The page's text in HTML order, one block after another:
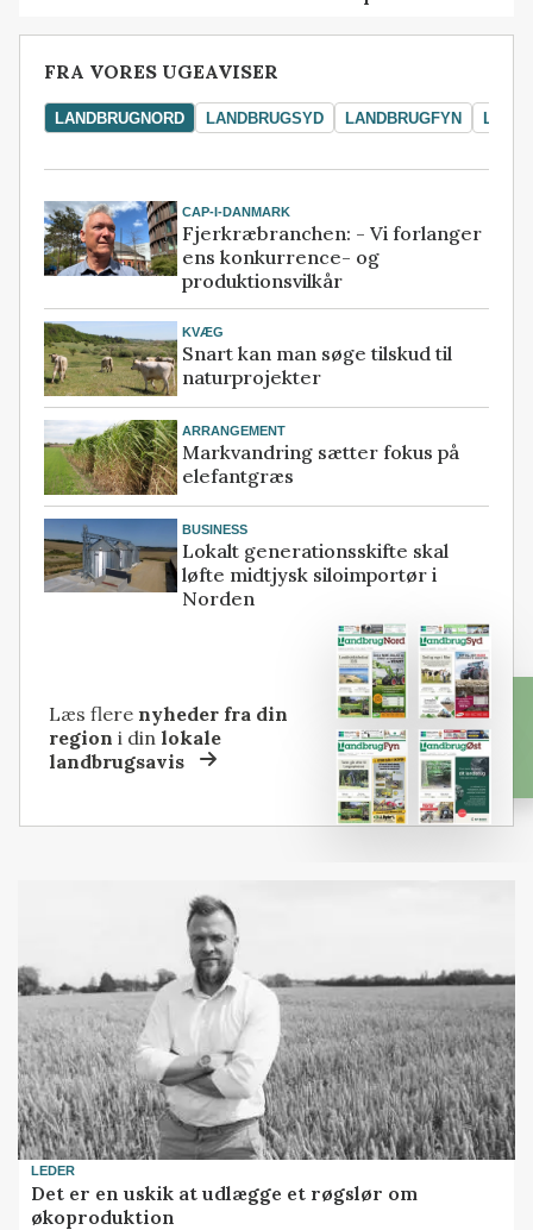
FRA VORES UGEAVISER
LANDBRUGNORD LANDBRUGSYD LANDBRUGFYN
CAP-I-DANMARK
Fjerkræbranchen: - Vi forlanger
ens konkurrence- og
produktionsvilkår
KVÆG
Snart kan man søge tilskud til
naturprojekter
ARRANGEMENT
Markvandring sætter fokus på
elefantgræs
BUSINESS
Lokalt generationsskifte skal
løfte midtjysk siloimportør i
Norden
Læs flere nyheder fra din
region i dinlokale
landbrugsavis
LEDER
Det er en uskik at udlægge et røgslør om
økoproduktion